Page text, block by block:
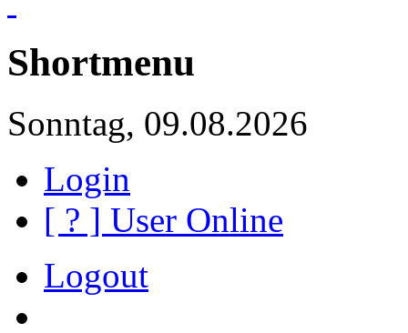
Shortmenu
Sonntag, 09.08.2026
Login
[ ? ] User Online
Logout